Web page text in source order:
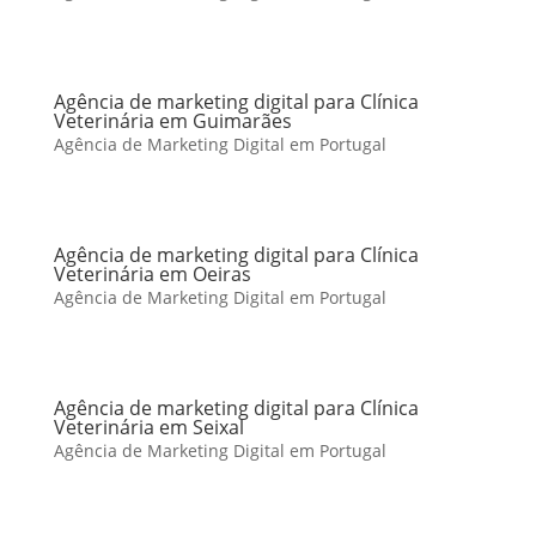
Agência de marketing digital para Clínica
Veterinária em Guimarães
Agência de Marketing Digital em Portugal
Agência de marketing digital para Clínica
Veterinária em Oeiras
Agência de Marketing Digital em Portugal
Agência de marketing digital para Clínica
Veterinária em Seixal
Agência de Marketing Digital em Portugal